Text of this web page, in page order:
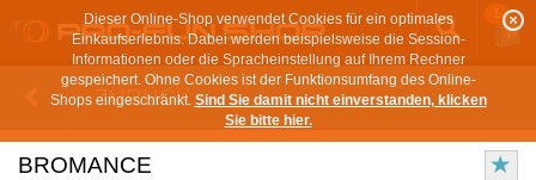
Dieser Online-Shop verwendet Cookies für ein optimales
Einkaufserlebnis. Dabei werden beispielsweise die Session-
Informationen oder die Spracheinstellung auf Ihrem Rechner
gespeichert. Ohne Cookies ist der Funktionsumfang des Online-
Shops eingeschränkt. Sind Sie damit nicht einverstanden, klicken
Sie bitte hier.
1
ZURÜCK
BROMANCE